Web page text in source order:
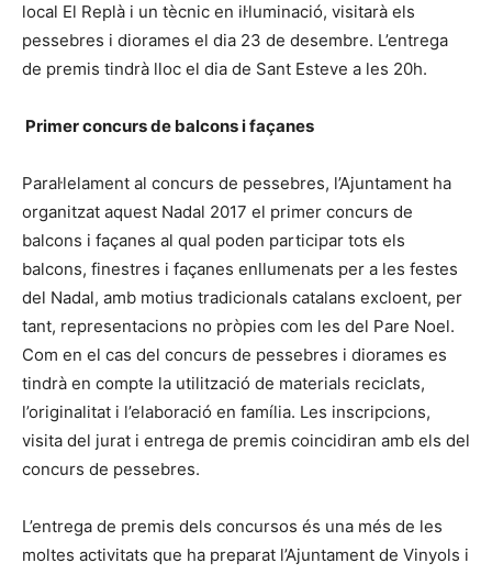
local El Replà i un tècnic en il·luminació, visitarà els
pessebres i diorames el dia 23 de desembre. L’entrega
de premis tindrà lloc el dia de Sant Esteve a les 20h.
Primer concurs de balcons i façanes
Paral·lelament al concurs de pessebres, l’Ajuntament ha
organitzat aquest Nadal 2017 el primer concurs de
balcons i façanes al qual poden participar tots els
balcons, finestres i façanes enllumenats per a les festes
del Nadal, amb motius tradicionals catalans excloent, per
tant, representacions no pròpies com les del Pare Noel.
Com en el cas del concurs de pessebres i diorames es
tindrà en compte la utilització de materials reciclats,
l’originalitat i l’elaboració en família. Les inscripcions,
visita del jurat i entrega de premis coincidiran amb els del
concurs de pessebres.
L’entrega de premis dels concursos és una més de les
moltes activitats que ha preparat l’Ajuntament de Vinyols i